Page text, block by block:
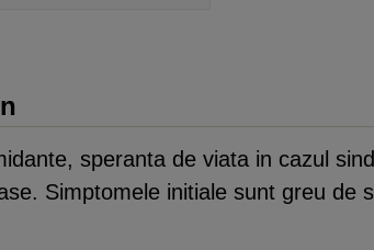
speranta de viata in cazul
Simptomele initiale sunt greu de